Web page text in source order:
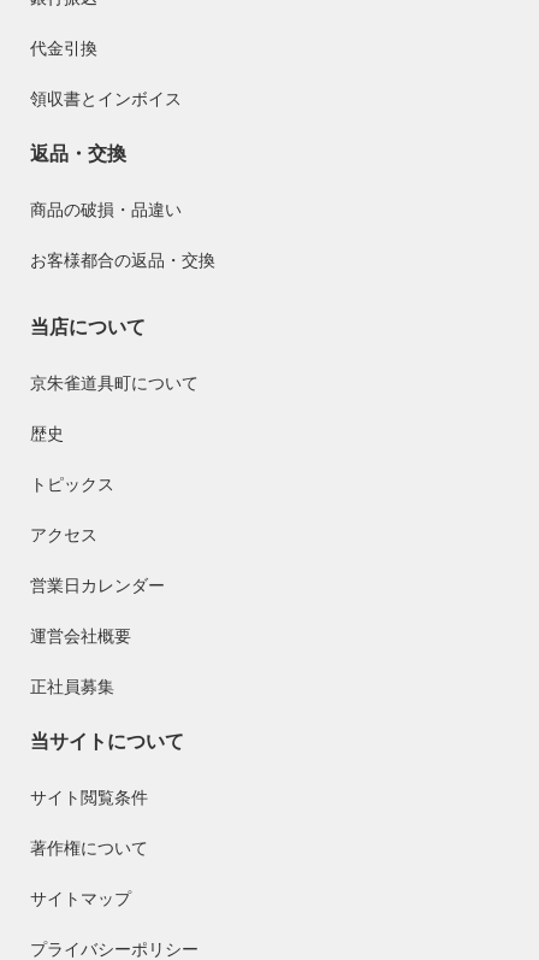
代金引換
領収書とインボイス
返品・交換
商品の破損・品違い
お客様都合の返品・交換
当店について
京朱雀道具町について
歴史
トピックス
アクセス
営業日カレンダー
運営会社概要
正社員募集
当サイトについて
サイト閲覧条件
著作権について
サイトマップ
プライバシーポリシー